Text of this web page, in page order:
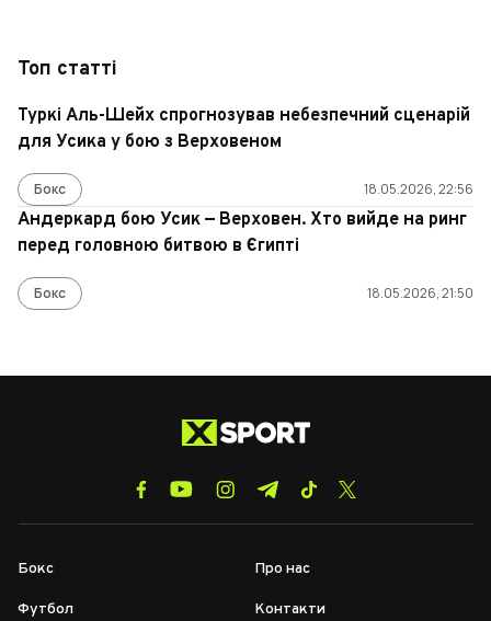
Топ статті
Туркі Аль-Шейх спрогнозував небезпечний сценарій
для Усика у бою з Верховеном
Бокс 18.05.2026, 22:56
Андеркард бою Усик — Верховен. Хто вийде на ринг
перед головною битвою в Єгипті
Бокс 18.05.2026, 21:50
Бокс
Футбол
Про нас
Контакти